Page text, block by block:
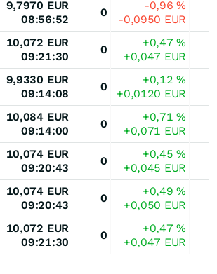
9,7970 EUR
08:56:52
0
-0,96%
-0,0950 EUR
10,072 EUR
09:21:30
0
+0,47%
+0,047 EUR
9,9330 EUR
09:14:08
0
+0,12%
+0,0120 EUR
10,084 EUR
09:14:00
0
+0,71%
+0,071 EUR
10,074 EUR
09:20:43
0
+0,45%
+0,045 EUR
10,074 EUR
09:20:43
0
+0,49%
+0,050 EUR
10,072 EUR
09:21:30
0
+0,47%
+0,047 EUR